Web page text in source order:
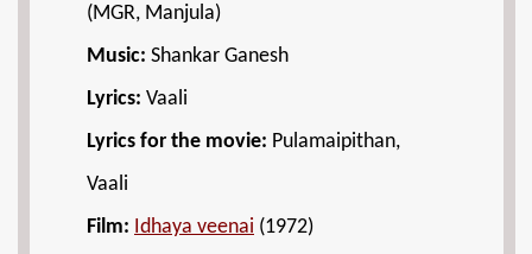
(MGR, Manjula)
Music: Shankar Ganesh
Lyrics: Vaali
Lyrics for the movie: Pulamaipithan,
Vaali
Film: Idhaya veenai (1972)